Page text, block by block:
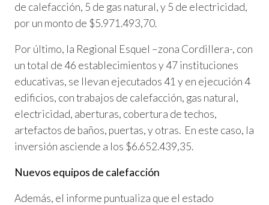
de calefacción, 5 de gas natural, y 5 de electricidad,
por un monto de $5.971.493,70.
Por último, la Regional Esquel –zona Cordillera-, con
un total de 46 establecimientos y 47 instituciones
educativas, se llevan ejecutados 41 y en ejecución 4
edificios, con trabajos de calefacción, gas natural,
electricidad, aberturas, cobertura de techos,
artefactos de baños, puertas, y otras. En este caso, la
inversión asciende a los $6.652.439,35.
Nuevos equipos de calefacción
Además, el informe puntualiza que el estado